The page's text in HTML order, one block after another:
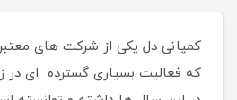
کمپانی دل یکی از شرکت های
که فعالیت بسیاری گسترده ای در